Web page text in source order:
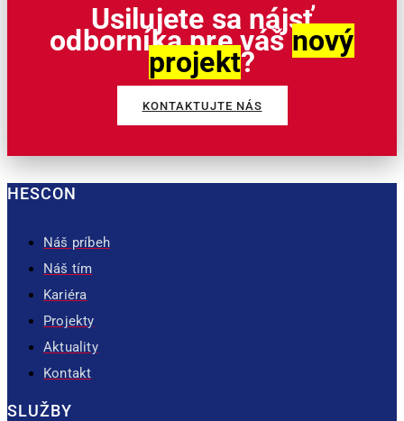
Usilujete sa nájsť
odborníka pre vášnový
projekt?
KONTAKTUJTE NÁS
HESCON
Náš príbeh
Náš tím
Kariéra
Projekty
Aktuality
Kontakt
SLUŽBY